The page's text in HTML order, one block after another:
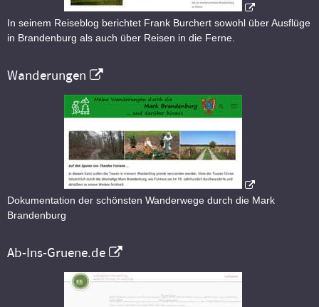
In seinem Reiseblog berichtet Frank Burchert sowohl über Ausflüge
in Brandenburg als auch über Reisen in die Ferne.
Wanderungen
Dokumentation der schönsten Wanderwege durch die Mark
Brandenburg
Ab-Ins-Gruene.de